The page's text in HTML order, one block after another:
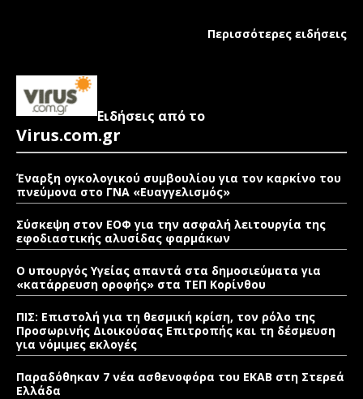
Περισσότερες ειδήσεις
Ειδήσεις από το
Virus.com.gr
Έναρξη ογκολογικού συμβουλίου για τον καρκίνο του
πνεύμονα στο ΓΝΑ «Ευαγγελισμός»
Σύσκεψη στον ΕΟΦ για την ασφαλή λειτουργία της
εφοδιαστικής αλυσίδας φαρμάκων
Ο υπουργός Υγείας απαντά στα δημοσιεύματα για
«κατάρρευση οροφής» στα ΤΕΠ Κορίνθου
ΠΙΣ: Επιστολή για τη θεσμική κρίση, τον ρόλο της
Προσωρινής Διοικούσας Επιτροπής και τη δέσμευση
για νόμιμες εκλογές
Παραδόθηκαν 7 νέα ασθενοφόρα του ΕΚΑΒ στη Στερεά
Ελλάδα